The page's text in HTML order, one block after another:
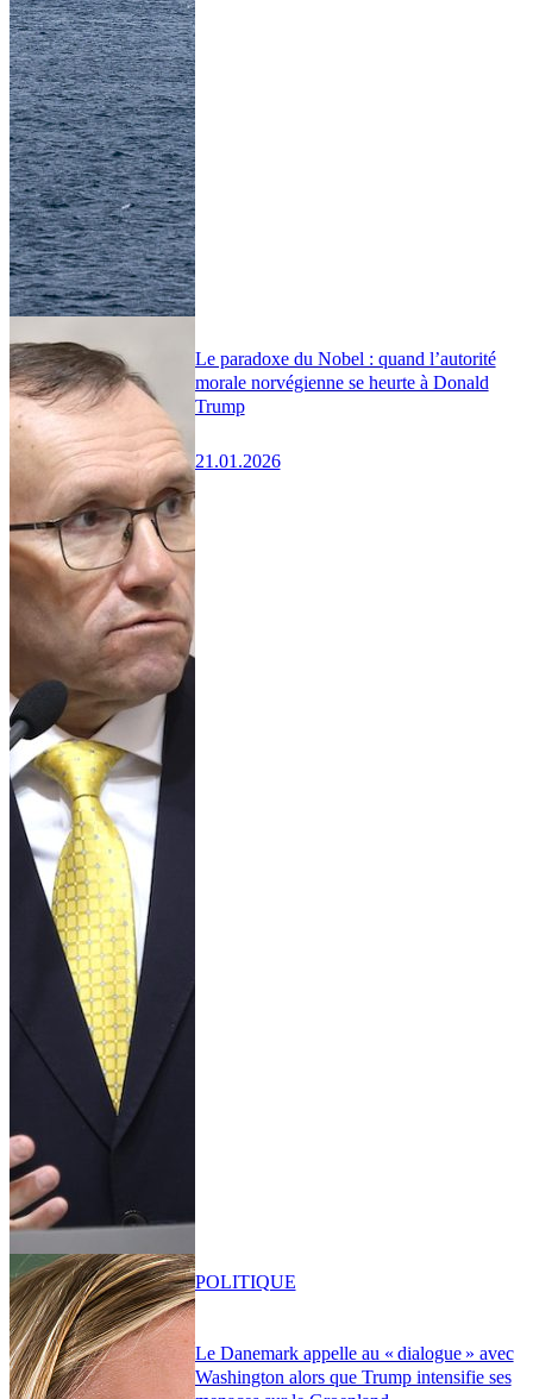
Le paradoxe du Nobel : quand l’autorité
morale norvégienne se heurte à Donald
Trump
21.01.2026
Le Danemark appelle au « dialogue » avec
Washington alors que Trump intensifie ses
POLITIQUE